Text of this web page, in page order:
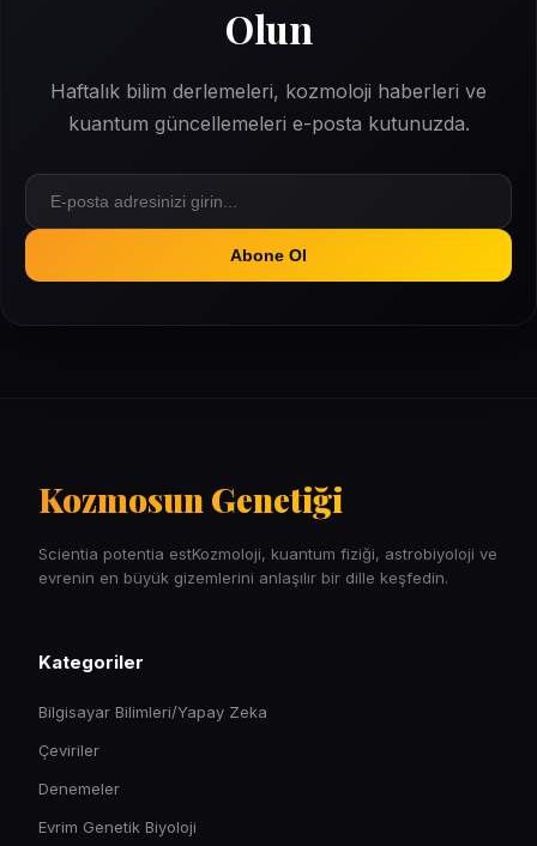
Olun
Haftalık bilim derlemeleri, kozmoloji haberleri ve
kuantum güncellemeleri e-posta kutunuzda.
Abone Ol
Kozmosun Genetiği
Scientia potentia estKozmoloji, kuantum fiziği, astrobiyoloji ve
evrenin en büyük gizemlerini anlaşılır bir dille keşfedin.
Kategoriler
Bilgisayar Bilimleri/Yapay Zeka
Çeviriler
Denemeler
Evrim Genetik Biyoloji